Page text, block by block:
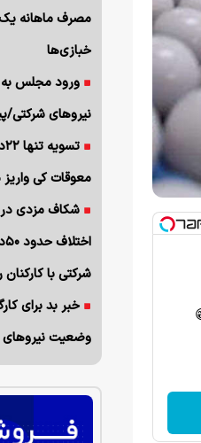
مصرف ماهانه
خبازی‌ها
ورود مجلس به
نیروهای شرکتی/
معوقات کی
شکاف مزدی در
شرکتی با
خبر بد برای
وضعیت نیروهای